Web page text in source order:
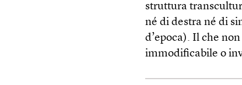
struttura
né di destra né di
d’epoca). Il che
immodificabile o